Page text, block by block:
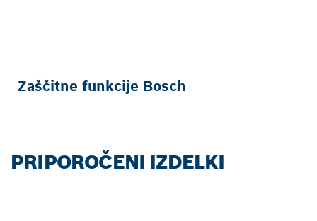
Zaščitne funkcije Bosch
PRIPOROČENI IZDELKI